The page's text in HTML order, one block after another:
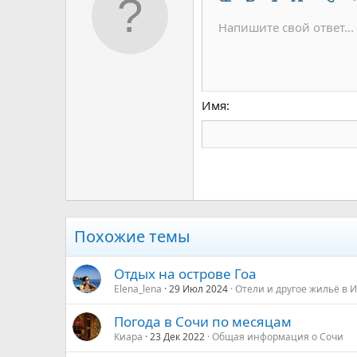
10
18
22
Шрифт Arial
Tahoma
Times New Roman
Зачёркнутый
Подчёркнутый
Вставить
Спойлер
Код
Напишите свой ответ...
Имя
Похожие темы
Отдых на острове Гоа
Elena_lena 29 Июл 2024 Отели и другое жильё в
Погода в Сочи по месяцам
Киара 23 Дек 2022 Общая информация о Сочи